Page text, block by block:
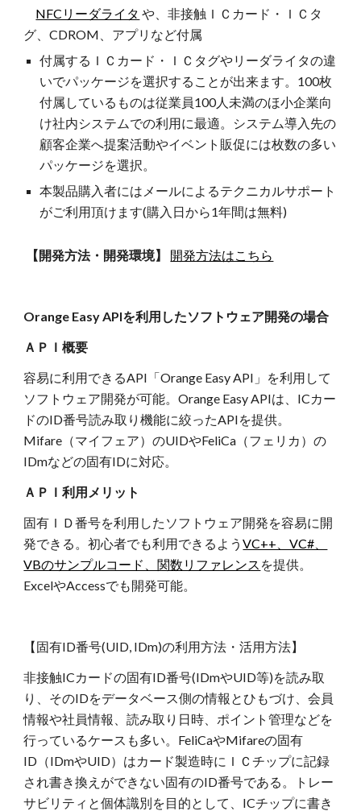
NFCリーダライタ や、非接触ＩＣカード・ＩＣタ
グ、CDROM、アプリなど付属
付属するＩＣカード・ＩＣタグやリーダライタの違
いでパッケージを選択することが出来ます。100枚
付属しているものは従業員100人未満のほ小企業向
け社内システムでの利用に最適。システム導入先の
顧客企業へ提案活動やイベント販促には枚数の多い
パッケージを選択。
本製品購入者にはメールによるテクニカルサポート
がご利用頂けます(購入日から1年間は無料)
【開発方法・開発環境】 開発方法はこちら
Orange Easy APIを利用したソフトウェア開発の場合
ＡＰＩ概要
容易に利用できるAPI「Orange Easy API」を利用して
ソフトウェア開発が可能。Orange Easy APIは、ICカー
ドのID番号読み取り機能に絞ったAPIを提供。
Mifare（マイフェア）のUIDやFeliCa（フェリカ）の
IDmなどの固有IDに対応。
ＡＰＩ利用メリット
固有ＩＤ番号を利用したソフトウェア開発を容易に開
発できる。初心者でも利用できるようVC++、VC#、
VBのサンプルコード、関数リファレンス を提供。
ExcelやAccessでも開発可能。
【固有ID番号(UID, IDm)の利用方法・活用方法】
非接触ICカードの固有ID番号(IDmやUID等)を読み取
り、そのIDをデータベース側の情報とひもづけ、会員
情報や社員情報、読み取り日時、ポイント管理などを
行っているケースも多い。FeliCaやMifareの固有
ID（IDmやUID）はカード製造時にＩＣチップに記録
され書き換えができない固有のID番号である。トレー
サビリティと個体識別を目的として、ICチップに書き